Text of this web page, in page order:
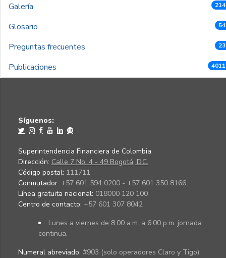
Galería
Glosario
Preguntas frecuentes
Publicaciones
Síguenos:
Superintendencia Financiera de Colombia
Dirección: Calle 7 No. 4 - 49 Bogotá, D.C.
Código postal: 111711
Conmutador: +57 601 594 0200 - +57 601 350 8166
Línea gratuita nacional: 018000 120 100
Centro de contacto: +57 601 307 8042
Lunes a viernes de 8:00 a.m. a 6:00 p.m. jornada
continua.
Numeral abreviado: #903 (solo operadores Claro y Tigo)